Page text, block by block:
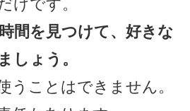
けです。
間を見つけて、好きな
しょう。
うことはできません。